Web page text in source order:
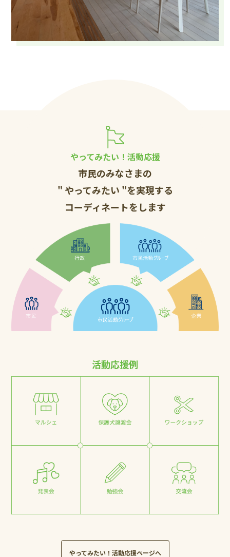
やってみたい！活動応援
市民のみなさまの
" やってみたい "を実現する
コーディネートをします
活動応援例
やってみたい！活動応援ページへ